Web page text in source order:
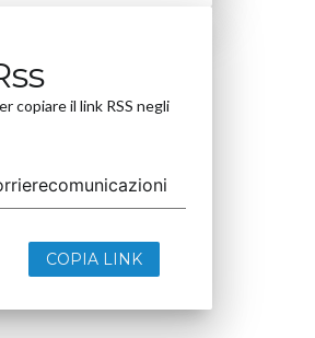
copiare il link RSS negli
COPIA LINK